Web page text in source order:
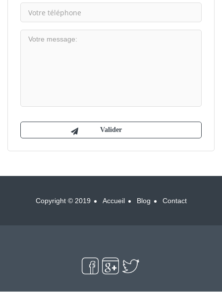
Copyright © 2019 Accueil Blog Contact